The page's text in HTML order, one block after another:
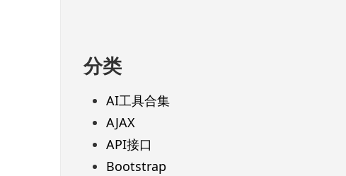
分类
AI工具合集
AJAX
API接口
Bootstrap